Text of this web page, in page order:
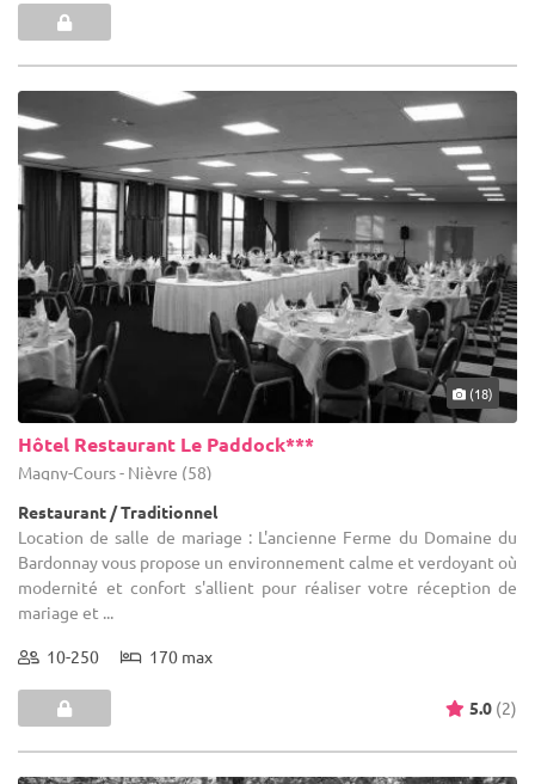
(18)
Hôtel Restaurant Le Paddock***
Magny-Cours - Nièvre (58)
Restaurant / Traditionnel
Location de salle de mariage : L'ancienne Ferme du Domaine du
Bardonnay vous propose un environnement calme et verdoyant où
modernité et confort s'allient pour réaliser votre réception de
mariage et ...
10-250 170 max
5.0 (2)